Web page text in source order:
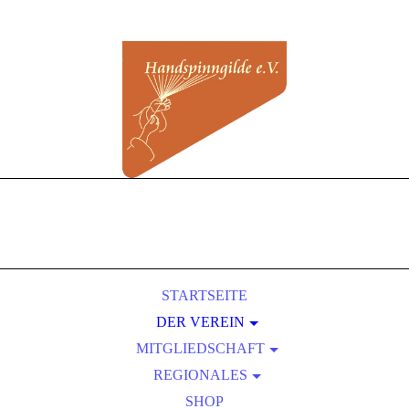
STARTSEITE
DER VEREIN
ÜBER UNS
SATZUNG
PRESSEBEREICH
MITGLIEDSCHAFT
BEITRITT
VORTEILE EINER MITGLIEDSCHAFT
REGIONALES
KURSLEITER-VERZEICHNIS
SHOP